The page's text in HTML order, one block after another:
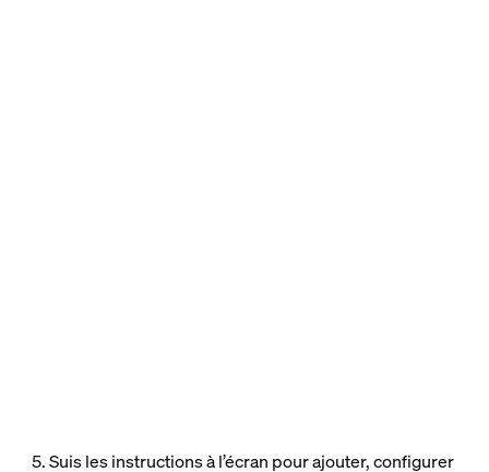
5. Suis les instructions à l’écran pour ajouter, configurer